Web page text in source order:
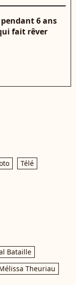
6 ans
fait rêver
Télé
Bataille
Theuriau